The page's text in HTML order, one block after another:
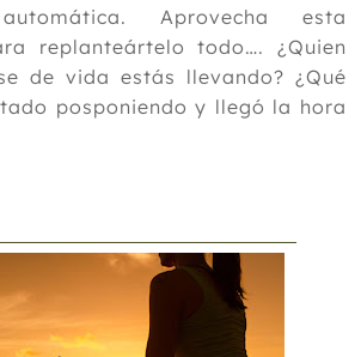
Aprovecha esta
replanteártelo todo…. ¿Quien
de vida estás llevando? ¿Qué
posponiendo y llegó la hora